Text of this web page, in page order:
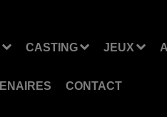
CASTING JEUX
CONTACT